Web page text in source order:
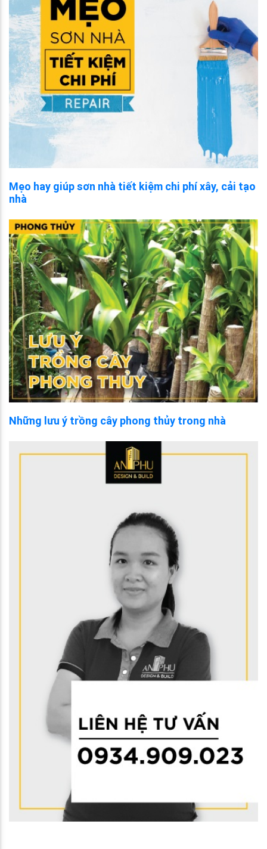
Mẹo hay giúp sơn nhà tiết kiệm chi phí xây, cải tạo
nhà
Những lưu ý trồng cây phong thủy trong nhà